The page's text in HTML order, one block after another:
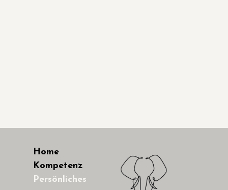
Home
Kompetenz
Persönliches